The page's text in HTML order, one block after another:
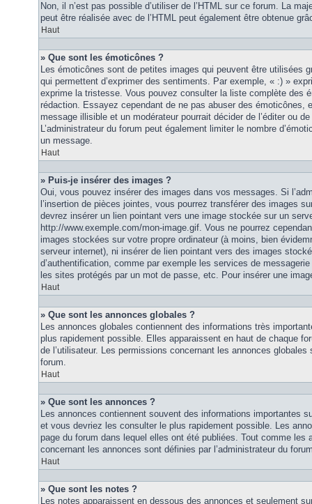
Non, il n’est pas possible d’utiliser de l’HTML sur ce forum. La
peut être réalisée avec de l’HTML peut également être obtenue
Haut
» Que sont les émoticônes ?
Les émoticônes sont de petites images qui peuvent être utilisées
qui permettent d’exprimer des sentiments. Par exemple, « :) »
exprime la tristesse. Vous pouvez consulter la liste complète des
rédaction. Essayez cependant de ne pas abuser des émoticônes,
message illisible et un modérateur pourrait décider de l’éditer ou
L’administrateur du forum peut également limiter le nombre
un message.
Haut
» Puis-je insérer des images ?
Oui, vous pouvez insérer des images dans vos messages. Si
l’insertion de pièces jointes, vous pourrez transférer des images
devrez insérer un lien pointant vers une image stockée sur un
http://www.exemple.com/mon-image.gif. Vous ne pourrez
images stockées sur votre propre ordinateur (à moins, bien
serveur internet), ni insérer de lien pointant vers des images
d’authentification, comme par exemple les services de
les sites protégés par un mot de passe, etc. Pour insérer une
Haut
» Que sont les annonces globales ?
Les annonces globales contiennent des informations très
plus rapidement possible. Elles apparaissent en haut de chaque
de l’utilisateur. Les permissions concernant les annonces globales
forum.
Haut
» Que sont les annonces ?
Les annonces contiennent souvent des informations importantes
et vous devriez les consulter le plus rapidement possible. Les
page du forum dans lequel elles ont été publiées. Tout comme les
concernant les annonces sont définies par l’administrateur du
Haut
» Que sont les notes ?
Les notes apparaissent en dessous des annonces et seulement